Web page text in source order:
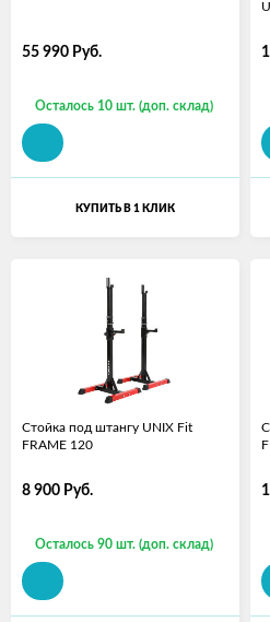
55 990 Руб.
Осталось 10 шт. (доп. склад)
КУПИТЬ В 1 КЛИК
Стойка под штангу UNIX Fit
FRAME 120
8 900 Руб.
Осталось 90 шт. (доп. склад)